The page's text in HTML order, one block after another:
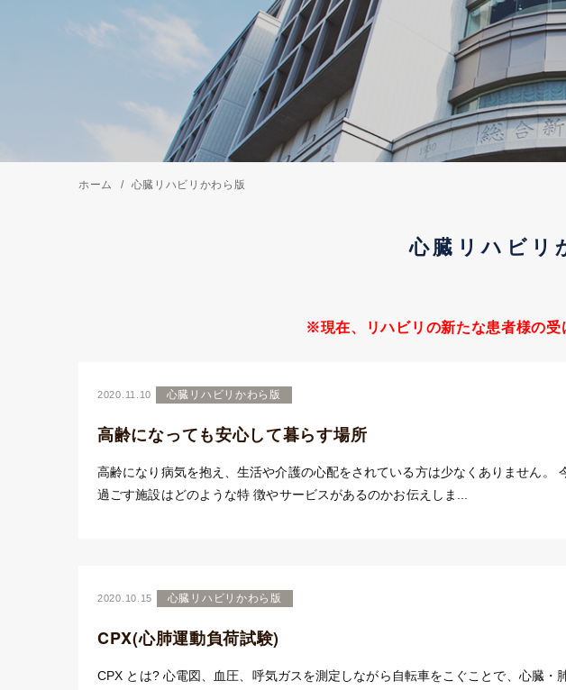
ホーム 心臓リハビリかわら版
心臓リハビリ
※現在、リハビリの新たな患者様の受
2020.11.10 心臓リハビリかわら版
高齢になっても安心して暮らす場所
高齢になり病気を抱え、生活や介護の心配をされている方は少なくありません
過ごす施設はどのような特 徴やサービスがあるのかお伝えしま...
2020.10.15 心臓リハビリかわら版
CPX(心肺運動負荷試験)
CPX とは? 心電図、血圧、呼気ガスを測定しながら自転車をこぐことで、心臓